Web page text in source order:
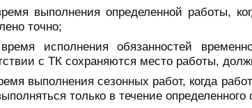
выполнения определенной работы,
точно;
исполнения обязанностей
с ТК сохраняются место работы,
выполнения сезонных работ, когда
только в течение определенного